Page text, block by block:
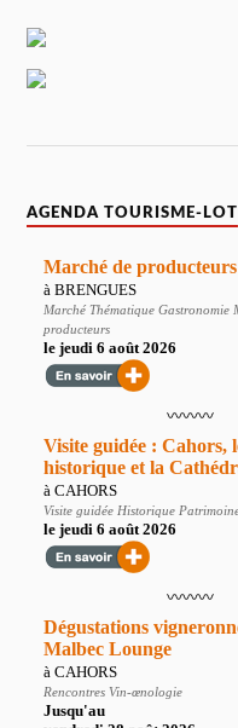
AGENDA TOURISME-LOT